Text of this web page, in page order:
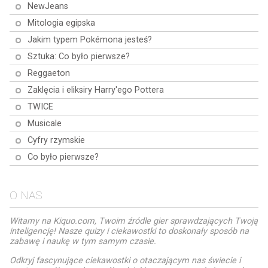
NewJeans
Mitologia egipska
Jakim typem Pokémona jesteś?
Sztuka: Co było pierwsze?
Reggaeton
Zaklęcia i eliksiry Harry'ego Pottera
TWICE
Musicale
Cyfry rzymskie
Co było pierwsze?
O NAS
Witamy na Kiquo.com, Twoim źródle gier sprawdzających Twoją
inteligencję! Nasze quizy i ciekawostki to doskonały sposób na
zabawę i naukę w tym samym czasie.
Odkryj fascynujące ciekawostki o otaczającym nas świecie i